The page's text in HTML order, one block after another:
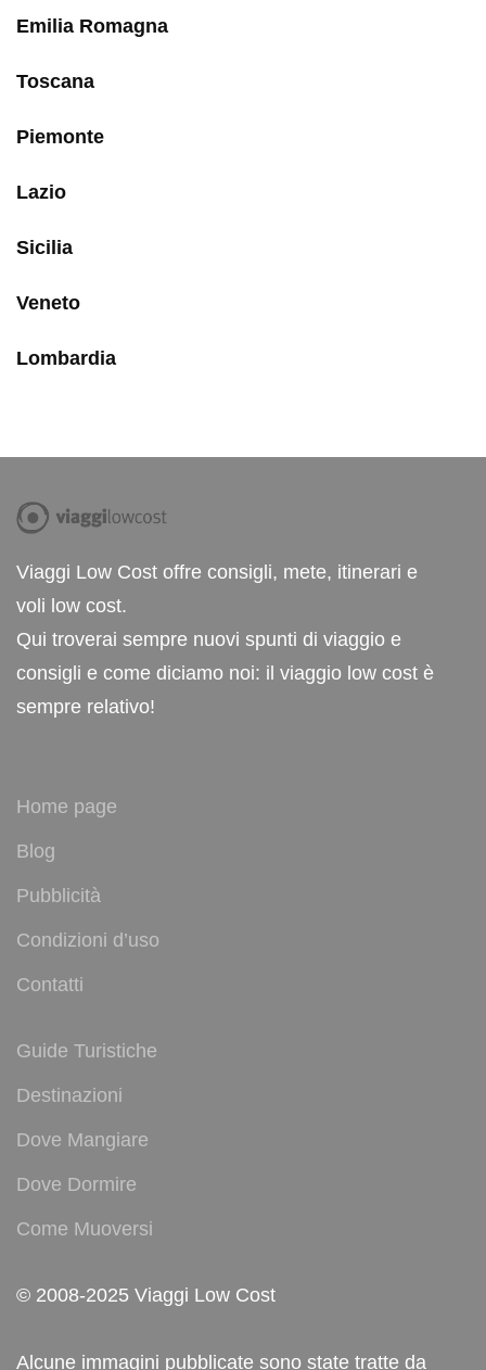
Emilia Romagna
Toscana
Piemonte
Lazio
Sicilia
Veneto
Lombardia
Viaggi Low Cost offre consigli, mete, itinerari e
voli low cost.
Qui troverai sempre nuovi spunti di viaggio e
consigli e come diciamo noi: il viaggio low cost è
sempre relativo!
Home page
Blog
Pubblicità
Condizioni d’uso
Contatti
Guide Turistiche
Destinazioni
Dove Mangiare
Dove Dormire
Come Muoversi
© 2008-2025 Viaggi Low Cost
Alcune immagini pubblicate sono state tratte da